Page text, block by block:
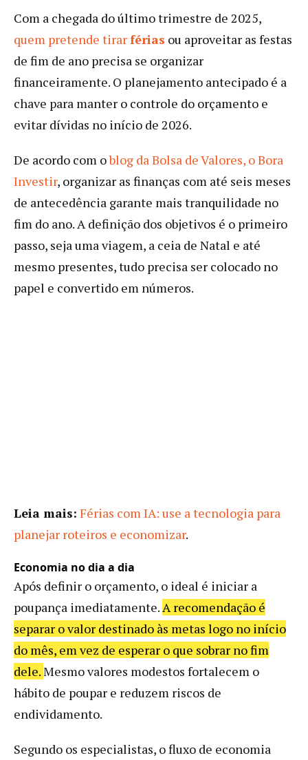
Com a chegada do último trimestre de 2025,
quem pretende tirarférias ou aproveitar as festas
de fim de ano precisa se organizar
financeiramente. O planejamento antecipado é a
chave para manter o controle do orçamento e
evitar dívidas no início de 2026.
De acordo com oblog da Bolsa de Valores, o Bora
Investir, organizar as finanças com até seis meses
de antecedência garante mais tranquilidade no
fim do ano. A definição dos objetivos é o primeiro
passo, seja uma viagem, a ceia de Natal e até
mesmo presentes, tudo precisa ser colocado no
papel e convertido em números.
Leia mais: Férias com IA: use a tecnologia para
planejar roteiros e economizar.
Economia no dia a dia
Após definir o orçamento, o ideal é iniciar a
poupança imediatamente.A recomendação é
separar o valor destinado às metas logo no início
do mês, em vez de esperar o que sobrar no fim
dele.Mesmo valores modestos fortalecem o
hábito de poupar e reduzem riscos de
endividamento.
Segundo os especialistas, o fluxo de economia